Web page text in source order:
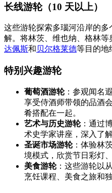
长线游轮（10 天以上）
这些游轮探索多瑙河沿岸的
解。将林茨、维也纳、格林等
达佩斯和贝尔格莱德等目的地
特别兴趣游轮
葡萄酒游轮：参观闻名
享受侍酒师带领的品酒
肴搭配在一起。
艺术与历史游轮：通过
术史学家讲座，深入了
圣诞市场游轮：体验林
境模式，欣赏节日彩灯
美食游轮：这些游轮以
烹饪课程、美食之旅和